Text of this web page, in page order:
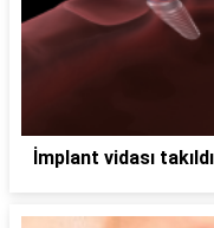
İmplant vidası